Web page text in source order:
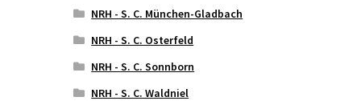
NRH - S. C. München-Gladbach
NRH - S. C. Osterfeld
NRH - S. C. Sonnborn
NRH - S. C. Waldniel